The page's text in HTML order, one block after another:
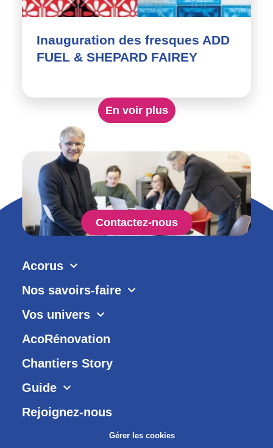
Inauguration des fresques ADD
FUEL & SHEPARD FAIREY
En voir plus
Contactez-nous
Acorus
Nos savoirs-faire
Vos univers
AcoRénovation
Chantiers Story
Guide
Rejoignez-nous
Gérer les cookies